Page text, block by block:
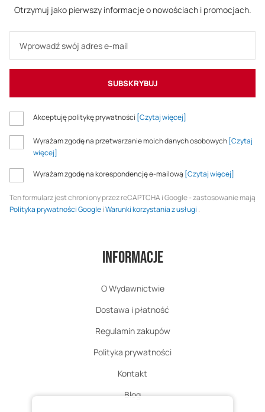
Otrzymuj jako pierwszy informacje o nowościach i promocjach.
SUBSKRYBUJ
Akceptuję politykę prywatności [Czytaj więcej]
Wyrażam zgodę na przetwarzanie moich danych osobowych[Czytaj
więcej]
Wyrażam zgodę na korespondencję e-mailową [Czytaj więcej]
Ten formularz jest chroniony przez reCAPTCHA i Google - zastosowanie mają
Polityka prywatności GoogleiWarunki korzystania z usługi .
Informacje
O Wydawnictwie
Dostawa i płatność
Regulamin zakupów
Polityka prywatności
Kontakt
Blog